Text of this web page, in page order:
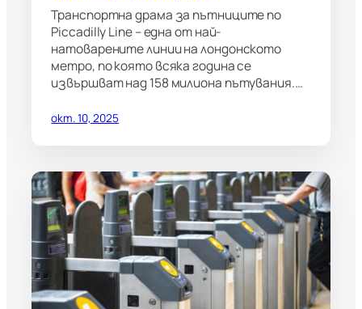
Транспортна драма за пътниците по
Piccadilly Line – една от най-
натоварените линии на лондонското
метро, по която всяка година се
извършват над 158 милиона пътувания.…
окт. 10, 2025